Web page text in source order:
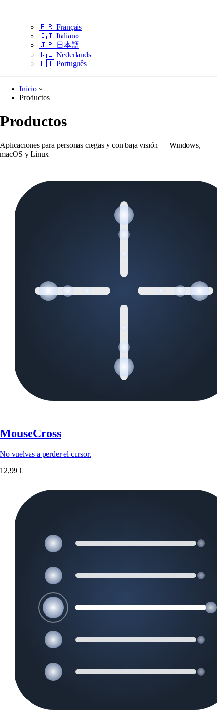
🇫🇷 Français
🇮🇹 Italiano
🇯🇵 日本語
🇳🇱 Nederlands
🇵🇹 Português
Inicio »
Productos
Productos
Aplicaciones para personas ciegas y con baja visión — Windows,
macOS y Linux
MouseCross
No vuelvas a perder el cursor.
12,99 €